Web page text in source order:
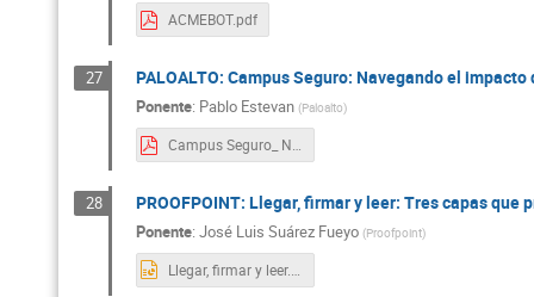
ACMEBOT.pdf
27 PALOALTO: Campus Seguro: Navegando el impacto
Ponente: Pablo Estevan (Paloalto)
Campus Seguro_ Navegando el Impacto de IA Frontera.pdf
28 PROOFPOINT: Llegar, firmar y leer: Tres capas
Ponente: José Luis Suárez Fueyo (Proofpoint)